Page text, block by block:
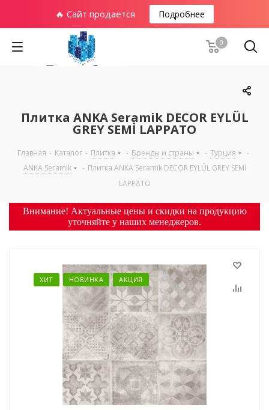
🔥 Сайт продается Подробнее
0
Плитка ANKA Seramik DECOR EYLÜL
GREY SEMİ LAPPATO
Главная - Каталог - Плитка - Бренды и страны - Турция
-
ANKA Seramik
- Плитка ANKA Seramik DECOR EYLÜL GREY SEMİ
LAPPATO
Внимание! Актуальные цены и скидки на продукцию
уточняйте у наших менеджеров.
ХИТ НОВИНКА АКЦИЯ